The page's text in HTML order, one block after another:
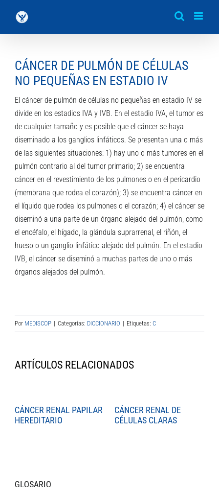
contenido
CÁNCER DE PULMÓN DE CÉLULAS
NO PEQUEÑAS EN ESTADIO IV
El cáncer de pulmón de células no pequeñas en estadio IV se
divide en los estadios IVA y IVB. En el estadio IVA, el tumor es
de cualquier tamaño y es posible que el cáncer se haya
diseminado a los ganglios linfáticos. Se presentan una o más
de las siguientes situaciones: 1) hay uno o más tumores en el
pulmón contrario al del tumor primario; 2) se encuentra
cáncer en el revestimiento de los pulmones o en el pericardio
(membrana que rodea el corazón); 3) se encuentra cáncer en
el líquido que rodea los pulmones o el corazón; 4) el cáncer se
diseminó a una parte de un órgano alejado del pulmón, como
el encéfalo, el hígado, la glándula suprarrenal, el riñón, el
hueso o un ganglio linfático alejado del pulmón. En el estadio
IVB, el cáncer se diseminó a muchas partes de uno o más
órganos alejados del pulmón.
Por MEDISCOP | Categorías: DICCIONARIO | Etiquetas: C
ARTÍCULOS RELACIONADOS
CÁNCER RENAL PAPILAR
HEREDITARIO
CÁNCER RENAL DE
CÉLULAS CLARAS
GLOSARIO